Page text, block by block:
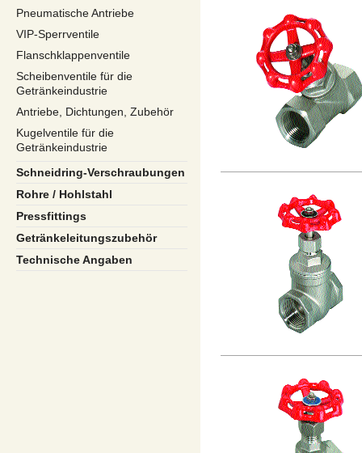
Pneumatische Antriebe
VIP-Sperrventile
Flanschklappenventile
Scheibenventile für die
Getränkeindustrie
Antriebe, Dichtungen, Zubehör
Kugelventile für die
Getränkeindustrie
Schneidring-Verschraubungen
Rohre / Hohlstahl
Pressfittings
Getränkeleitungszubehör
Technische Angaben